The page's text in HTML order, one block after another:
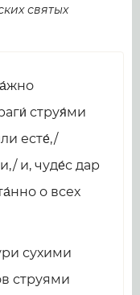
святых
струя́ми
есте́,/
и, чуде́с дар
о всех
сухими
струями